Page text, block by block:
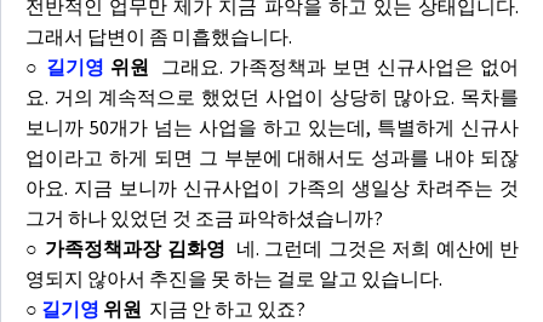
전반적인 업무만 제가 지금 파악을 하고 있는 상태입니다.
그래서 답변이 좀 미흡했습니다.
○ 길기영 위원 그래요. 가족정책과 보면 신규사업은 없어
요. 거의 계속적으로 했었던 사업이 상당히 많아요. 목차를
보니까 50개가 넘는 사업을 하고 있는데, 특별하게 신규사
업이라고 하게 되면 그 부분에 대해서도 성과를 내야 되잖
아요. 지금 보니까 신규사업이 가족의 생일상 차려주는 것
그거 하나 있었던 것 조금 파악하셨습니까?
○ 가족정책과장 김화영 네. 그런데 그것은 저희 예산에 반
영되지 않아서 추진을 못 하는 걸로 알고 있습니다.
○ 길기영 위원 지금 안 하고 있죠?